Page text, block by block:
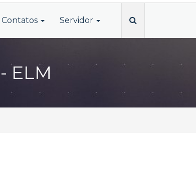
Contatos Servidor
ELM